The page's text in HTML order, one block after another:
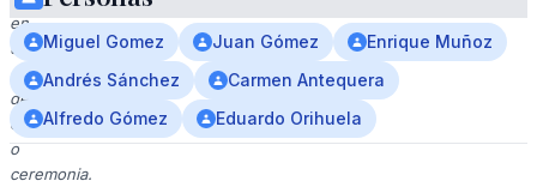
en
un
contexto
de
competición
o
ceremonia.
Miguel Gomez Juan Gómez
Enrique Muñoz
Andrés Sánchez
Carmen Antequera
Alfredo Gómez
Eduardo Orihuela